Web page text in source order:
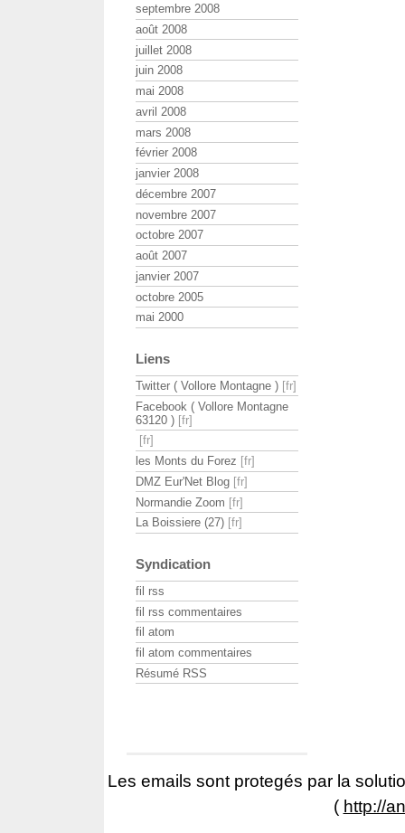
septembre 2008
août 2008
juillet 2008
juin 2008
mai 2008
avril 2008
mars 2008
février 2008
janvier 2008
décembre 2007
novembre 2007
octobre 2007
août 2007
janvier 2007
octobre 2005
mai 2000
Liens
Twitter ( Vollore Montagne )
Facebook ( Vollore Montagne
63120 )
les Monts du Forez
DMZ Eur'Net Blog
Normandie Zoom
La Boissiere (27)
Syndication
fil rss
fil rss commentaires
fil atom
fil atom commentaires
Résumé RSS
Les emails sont protegés par la
( http://